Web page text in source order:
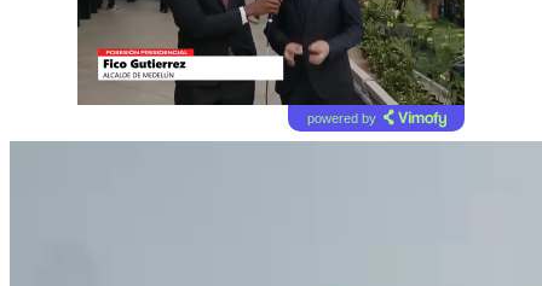
powered by